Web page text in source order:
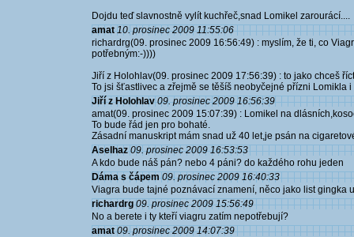
Dojdu teď slavnostně vylít kuchřeč,snad Lomikel zarourácí....
amat 10. prosinec 2009 11:55:06
richardrg(09. prosinec 2009 16:56:49) : myslím, že ti, co
potřebným:-))))
Jiří z Holohlav(09. prosinec 2009 17:56:39) : to jako chceš
To jsi šťastlivec a zřejmě se těšíš neobyčejné přízni Lomikla i
Jiří z Holohlav 09. prosinec 2009 16:56:39
amat(09. prosinec 2009 15:07:39) : Lomikel na
To bude řád jen pro bohaté.
Zásadní manuskript mám snad už 40 let,je psán na
Aselhaz 09. prosinec 2009 16:53:53
A kdo bude náš pán? nebo 4 páni? do každého rohu jeden
Dáma s čápem 09. prosinec 2009 16:40:33
Viagra bude tajné poznávací znamení, něco jako list gingka
richardrg 09. prosinec 2009 15:56:49
No a berete i ty kteří viagru zatím nepotřebují?
amat 09. prosinec 2009 14:07:39